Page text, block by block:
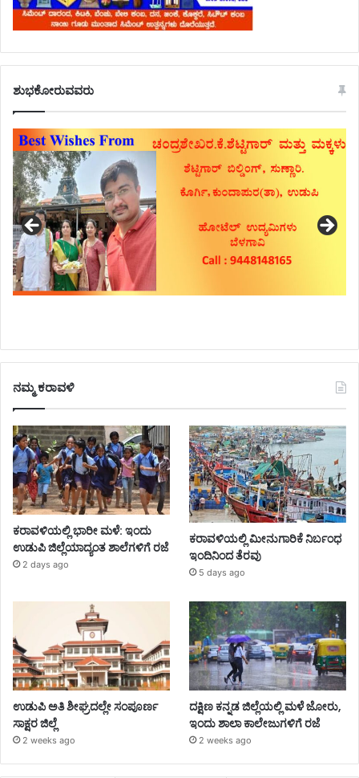
ಶುಭಕೋರುವವರು
ನಮ್ಮ ಕರಾವಳಿ
ಕರಾವಳಿಯಲ್ಲಿ ಭಾರೀ ಮಳೆ: ಇಂದು
ಉಡುಪಿ ಜಿಲ್ಲೆಯಾದ್ಯಂತ ಶಾಲೆಗಳಿಗೆ ರಜೆ
2 days ago
ಕರಾವಳಿಯಲ್ಲಿ ಮೀನುಗಾರಿಕೆ ನಿರ್ಬಂಧ
ಇಂದಿನಿಂದ ತೆರವು
5 days ago
ಉಡುಪಿ ಅತಿ ಶೀಘ್ರದಲ್ಲೇ ಸಂಪೂರ್ಣ
ಸಾಕ್ಷರ ಜಿಲ್ಲೆ
2 weeks ago
ದಕ್ಷಿಣ ಕನ್ನಡ ಜಿಲ್ಲೆಯಲ್ಲಿ ಮಳೆ ಜೋರು,
ಇಂದು ಶಾಲಾ ಕಾಲೇಜುಗಳಿಗೆ ರಜೆ
2 weeks ago